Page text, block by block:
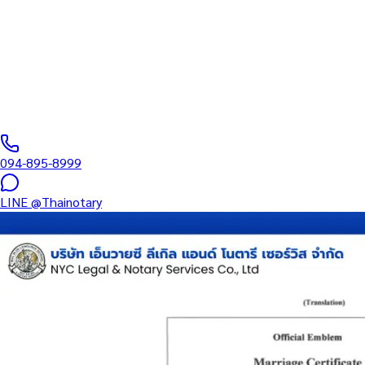
094-895-8999
LINE@Thainotary